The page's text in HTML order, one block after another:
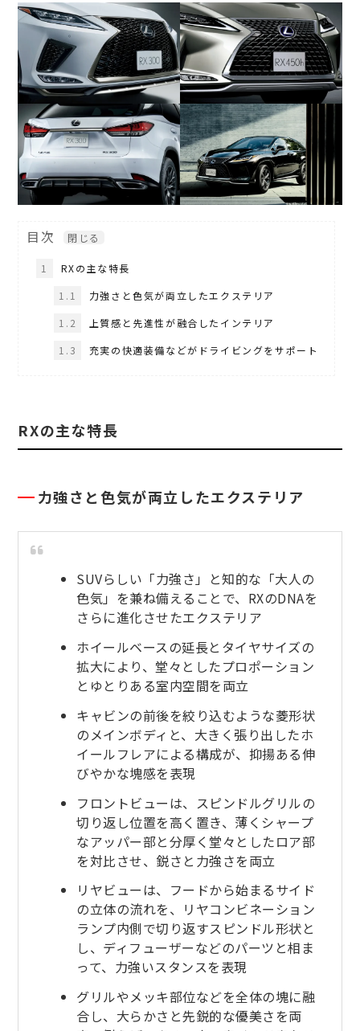
目次
1
RXの主な特長
1.1
力強さと色気が両立したエクステリア
1.2
上質感と先進性が融合したインテリア
1.3
充実の快適装備などがドライビングをサポート
RXの主な特長
力強さと色気が両立したエクステリア
SUVらしい「力強さ」と知的な「大人の
色気」を兼ね備えることで、RXのDNAを
さらに進化させたエクステリア
ホイールベースの延長とタイヤサイズの
拡大により、堂々としたプロポーション
とゆとりある室内空間を両立
キャビンの前後を絞り込むような菱形状
のメインボディと、大きく張り出したホ
イールフレアによる構成が、抑揚ある伸
びやかな塊感を表現
フロントビューは、スピンドルグリルの
切り返し位置を高く置き、薄くシャープ
なアッパー部と分厚く堂々としたロア部
を対比させ、鋭さと力強さを両立
リヤビューは、フードから始まるサイド
の立体の流れを、リヤコンビネーション
ランプ内側で切り返すスピンドル形状と
し、ディフューザーなどのパーツと相ま
って、力強いスタンスを表現
グリルやメッキ部位などを全体の塊に融
合し、大らかさと先鋭的な優美さを両